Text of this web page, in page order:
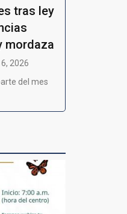
tras ley
mordaza
2026
del mes